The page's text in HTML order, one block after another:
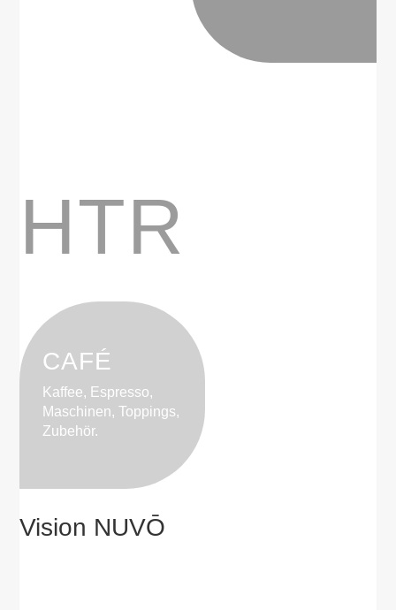
HTR
CAFÉ
Kaffee, Espresso,
Maschinen, Toppings,
Zubehör.
Vision NUVŌ